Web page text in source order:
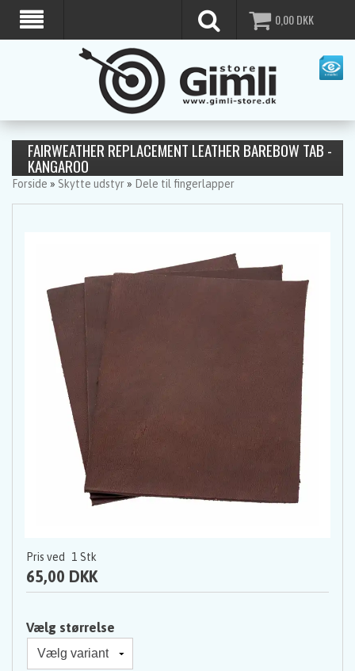
0,00DKK
FAIRWEATHER REPLACEMENT LEATHER BAREBOW TAB -
KANGAROO
Forside » Skytte udstyr » Dele til fingerlapper
Pris ved 1 Stk
65,00 DKK
Vælg størrelse